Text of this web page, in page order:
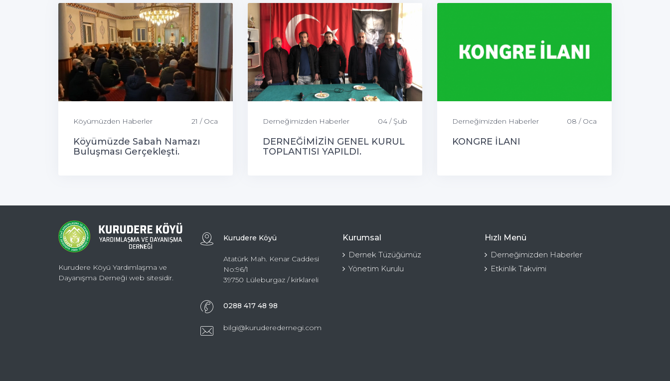
Köyümüzden Haberler 21 / Oca
Köyümüzde Sabah Namazı
Buluşması Gerçekleşti.
Derneğimizden Haberler 04 / Şub
DERNEĞİMİZİN GENEL KURUL
TOPLANTISI YAPILDI.
Derneğimizden Haberler 08 / Oca
KONGRE İLANI
Kurudere Köyü Yardımlaşma ve
Dayanışma Derneği web sitesidir.
Kurudere Köyü
Atatürk Mah. Kenar Caddesi
No:96/1
39750 Lüleburgaz / kirklareli
0288 417 48 98
bilgi@kuruderedernegi.com
Kurumsal
Dernek Tüzüğümüz
Yönetim Kurulu
Hızlı Menü
Derneğimizden Haberler
Etkinlik Takvimi